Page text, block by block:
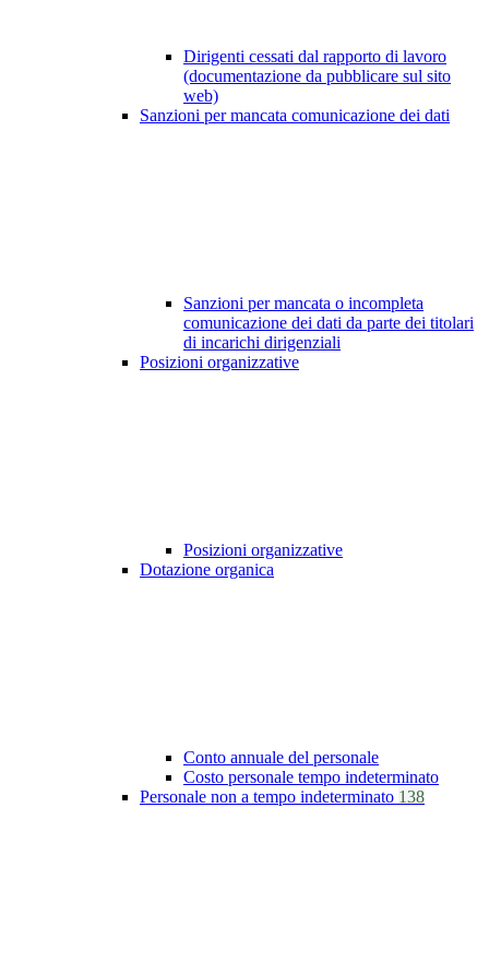
Dirigenti cessati dal rapporto di lavoro
(documentazione da pubblicare sul sito
web)
Sanzioni per mancata comunicazione dei dati
Sanzioni per mancata o incompleta
comunicazione dei dati da parte dei titolari
di incarichi dirigenziali
Posizioni organizzative
Posizioni organizzative
Dotazione organica
Conto annuale del personale
Costo personale tempo indeterminato
Personale non a tempo indeterminato 138